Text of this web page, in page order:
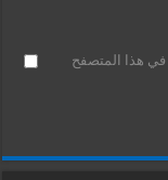
في هذا المتصفح